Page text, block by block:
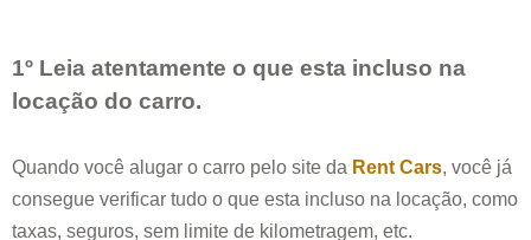
1º Leia atentamente o que esta incluso na
locação do carro.
Quando você alugar o carro pelo site da Rent Cars, você já
consegue verificar tudo o que esta incluso na locação, como
taxas, seguros, sem limite de kilometragem, etc.